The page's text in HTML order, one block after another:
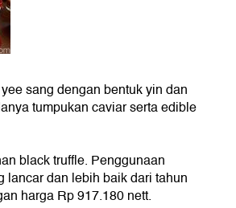
sang dengan bentuk yin dan
tumpukan caviar serta edible
black truffle. Penggunaan
dan lebih baik dari tahun
harga Rp 917.180 nett.